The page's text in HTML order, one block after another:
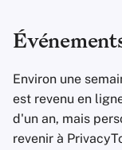
Environ une
est revenu en
d'un an, mais
revenir à